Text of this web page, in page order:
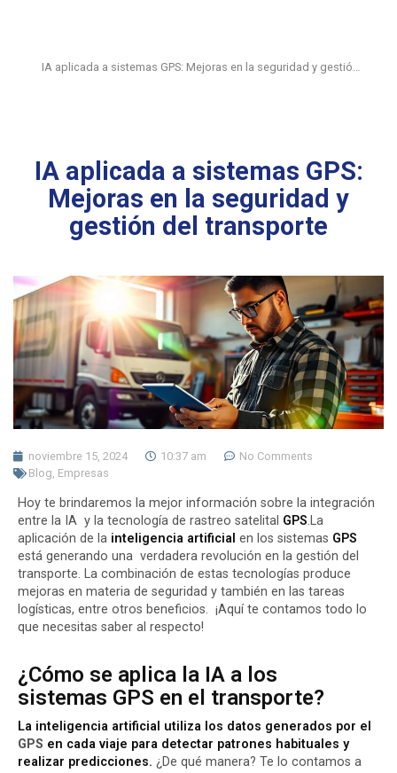
IA aplicada a sistemas GPS: Mejoras en la seguridad y gestió…
IA aplicada a sistemas GPS:
Mejoras en la seguridad y
gestión del transporte
noviembre 15, 2024 10:37 am
No Comments
Blog, Empresas
Hoy te brindaremos la mejor información sobre la integración
entre la IA y la tecnología de rastreo satelital GPS.La
aplicación de la inteligencia artificial en los sistemas GPS
está generando una verdadera revolución en la gestión del
transporte. La combinación de estas tecnologías produce
mejoras en materia de seguridad y también en las tareas
logísticas, entre otros beneficios. ¡Aquí te contamos todo lo
que necesitas saber al respecto!
¿Cómo se aplica la IA a los
sistemas GPS en el transporte?
La inteligencia artificial utiliza los datos generados por el
GPS en cada viaje para detectar patrones habituales y
realizar predicciones. ¿De qué manera? Te lo contamos a